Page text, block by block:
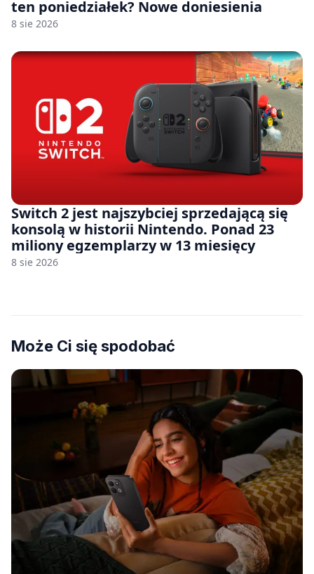
ten poniedziałek? Nowe doniesienia
8 sie 2026
Switch 2 jest najszybciej sprzedającą się
konsolą w historii Nintendo. Ponad 23
miliony egzemplarzy w 13 miesięcy
8 sie 2026
Może Ci się spodobać